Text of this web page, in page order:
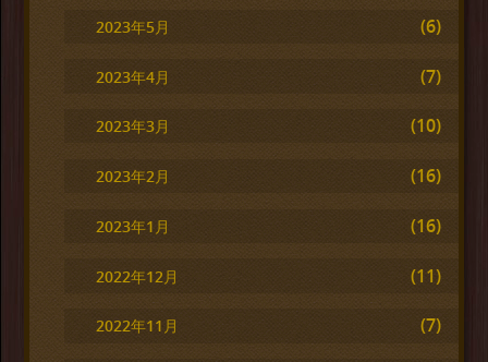
2023年5月 (6)
2023年4月 (7)
2023年3月 (10)
2023年2月 (16)
2023年1月 (16)
2022年12月 (11)
2022年11月 (7)